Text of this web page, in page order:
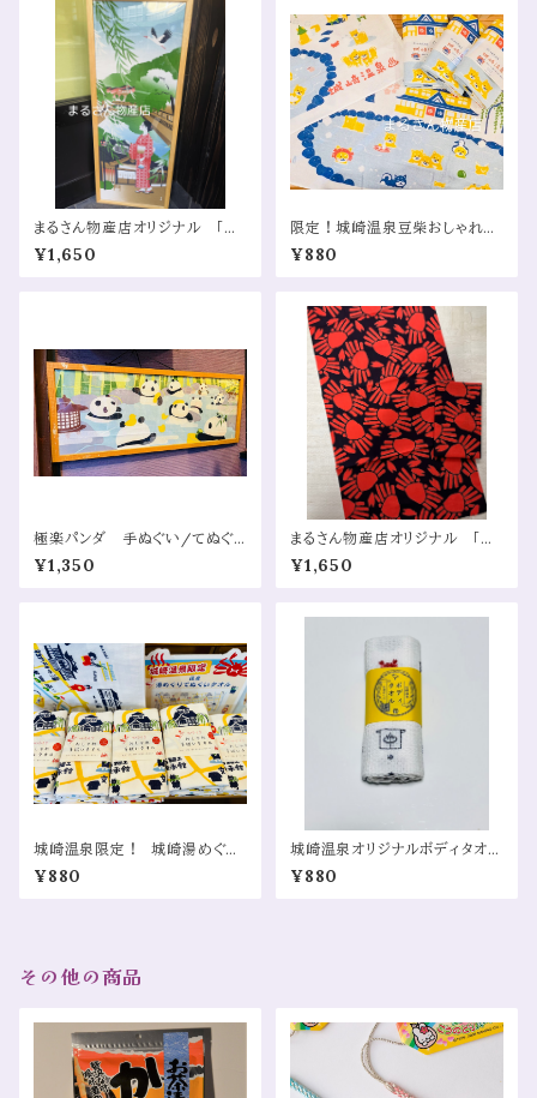
まるさん物産店オリジナル 「城
崎温泉美景」手ぬぐい/てぬぐい
（Marusan Bussan Original
¥1,650
限定！城崎温泉豆柴おしゃれた
おる フェイスタオル （Limi
ted Edition! Kinosaki Onse
¥880
極楽パンダ 手ぬぐい/てぬぐ
い 当店限定（Gokuraku Pan
da Tenugui – Store Exclusi
¥1,350
まるさん物産店オリジナル 「蟹
づくし」手ぬぐい/てぬぐい（Ma
rusan Bussan Original “Cra
¥1,650
城崎温泉限定！ 城崎湯めぐり
マップタオル（Kinosaki Onsen
Exclusive! Kinosaki Yumeg
¥880
城崎温泉オリジナルボディタオル
（Kinosaki Onsen Original B
ody Towel）
¥880
その他の商品